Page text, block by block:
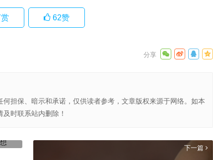
62赞
担保、暗示和承诺，仅供读者参考，文章版权来源于网络。如本
时联系站内删除！
下一篇